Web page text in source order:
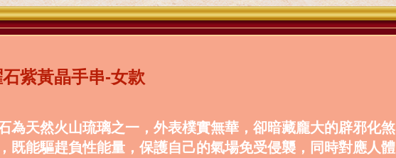
紫黃晶手串-女款
為天然火山琉璃之一，外表樸實無華，卻暗藏龐大的辟邪化煞
既能驅趕負性能量，保護自己的氣場免受侵襲，同時對應人體